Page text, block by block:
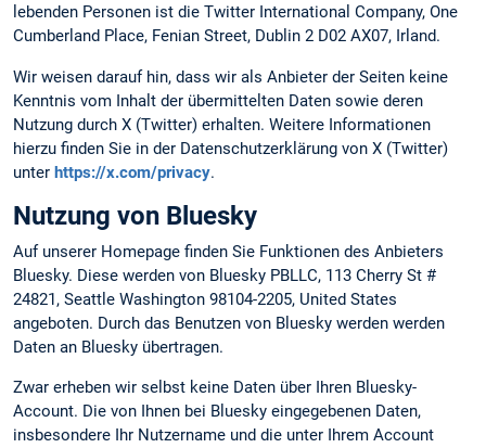
lebenden Personen ist die Twitter International Company, One
Cumberland Place, Fenian Street, Dublin 2 D02 AX07, Irland.
Wir weisen darauf hin, dass wir als Anbieter der Seiten keine
Kenntnis vom Inhalt der übermittelten Daten sowie deren
Nutzung durch X (Twitter) erhalten. Weitere Informationen
hierzu finden Sie in der Datenschutzerklärung von X (Twitter)
unter https://x.com/privacy.
Nutzung von Bluesky
Auf unserer Homepage finden Sie Funktionen des Anbieters
Bluesky. Diese werden von Bluesky PBLLC, 113 Cherry St #
24821, Seattle Washington 98104-2205, United States
angeboten. Durch das Benutzen von Bluesky werden werden
Daten an Bluesky übertragen.
Zwar erheben wir selbst keine Daten über Ihren Bluesky-
Account. Die von Ihnen bei Bluesky eingegebenen Daten,
insbesondere Ihr Nutzername und die unter Ihrem Account